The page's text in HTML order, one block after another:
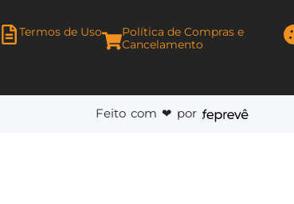
Termos de Uso
Política de Compras e
Cancelamento
Feito com ❤︎ por